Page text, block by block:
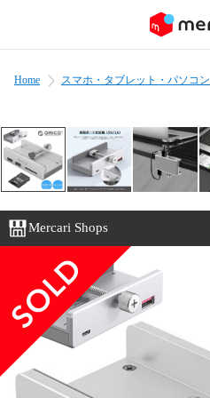
Home スマホ・タブレット・パソコン
Mercari Shops